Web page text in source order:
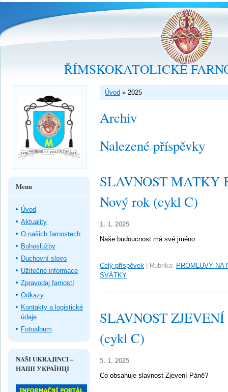
ŘÍMSKOKATOLICKÉ
Úvod » 2025
Archiv
Nalezené příspěvky
SLAVNOST MATKY
Nový rok (cykl C)
1. 1. 2025
Naše budoucnost má své jméno
Celý příspěvek Rubrika: PROMLUVY NA
SVÁTKY
SLAVNOST
(cykl C)
5. 1. 2025
Co obsahuje slavnost Zjevení Páně?
Menu
Úvod
Aktuality
O našich farnostech
Bohoslužby
Duchovní slovo
Užitečné informace
Zpravodaj farností
Odkazy
Kontakty a logistické
údaje
Fotoalbum
NAŠI UKRAJINCI –
НАШІ УКРАЇНЦІ